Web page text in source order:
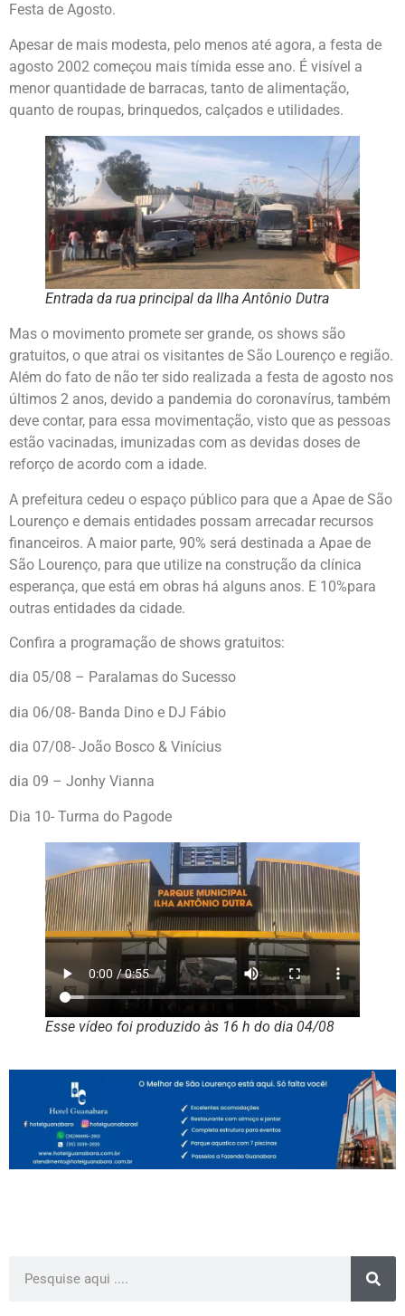
Festa de Agosto.
Apesar de mais modesta, pelo menos até agora, a festa de
agosto 2002 começou mais tímida esse ano. É visível a
menor quantidade de barracas, tanto de alimentação,
quanto de roupas, brinquedos, calçados e utilidades.
Entrada da rua principal da Ilha Antônio Dutra
Mas o movimento promete ser grande, os shows são
gratuitos, o que atrai os visitantes de São Lourenço e região.
Além do fato de não ter sido realizada a festa de agosto nos
últimos 2 anos, devido a pandemia do coronavírus, também
deve contar, para essa movimentação, visto que as pessoas
estão vacinadas, imunizadas com as devidas doses de
reforço de acordo com a idade.
A prefeitura cedeu o espaço público para que a Apae de São
Lourenço e demais entidades possam arrecadar recursos
financeiros. A maior parte, 90% será destinada a Apae de
São Lourenço, para que utilize na construção da clínica
esperança, que está em obras há alguns anos. E 10%para
outras entidades da cidade.
Confira a programação de shows gratuitos:
dia 05/08 – Paralamas do Sucesso
dia 06/08- Banda Dino e DJ Fábio
dia 07/08- João Bosco & Vinícius
dia 09 – Jonhy Vianna
Dia 10- Turma do Pagode
Esse vídeo foi produzido às 16 h do dia 04/08